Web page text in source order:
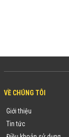
VỀ CHÚNG TÔI
Giới thiệu
Tin tức